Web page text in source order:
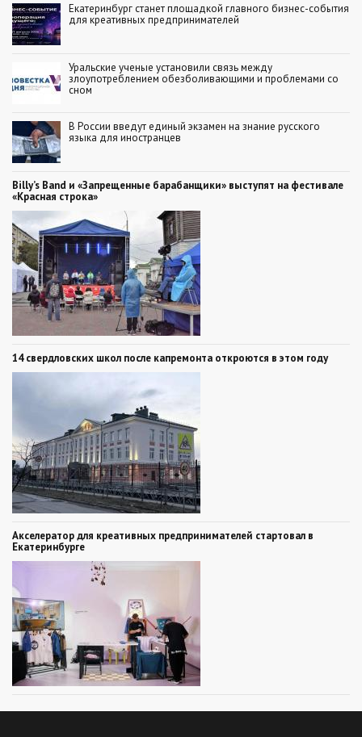
Екатеринбург станет площадкой главного бизнес-события
для креативных предпринимателей
Уральские ученые установили связь между
злоупотреблением обезболивающими и проблемами со
сном
В России введут единый экзамен на знание русского
языка для иностранцев
Billy’s Band и «Запрещенные барабанщики» выступят на фестивале
«Красная строка»
14 свердловских школ после капремонта откроются в этом году
Акселератор для креативных предпринимателей стартовал в
Екатеринбурге